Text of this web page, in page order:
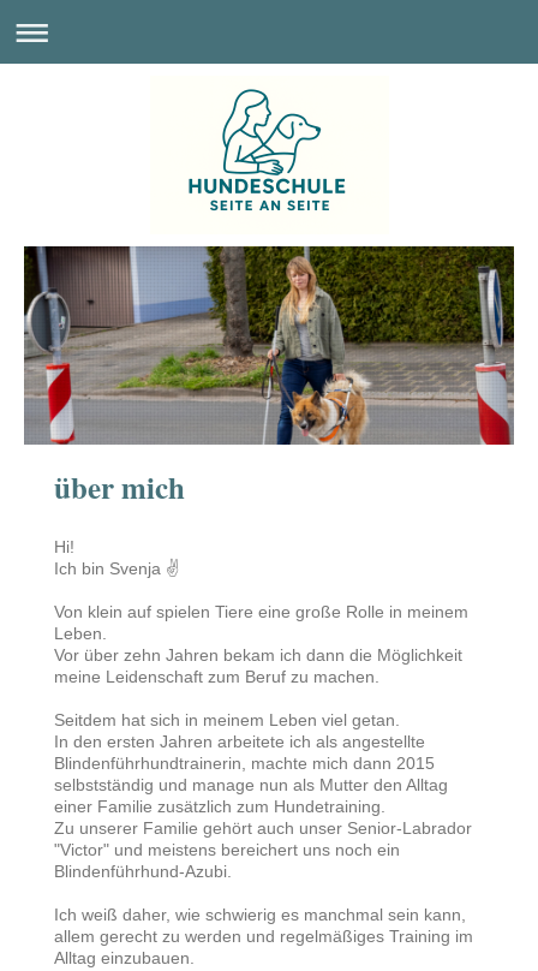
über mich
Hi!
Ich bin Svenja ✌
Von klein auf spielen Tiere eine große Rolle in meinem
Leben.
Vor über zehn Jahren bekam ich dann die Möglichkeit
meine Leidenschaft zum Beruf zu machen.
Seitdem hat sich in meinem Leben viel getan.
In den ersten Jahren arbeitete ich als angestellte
Blindenführhundtrainerin, machte mich dann 2015
selbstständig und manage nun als Mutter den Alltag
einer Familie zusätzlich zum Hundetraining.
Zu unserer Familie gehört auch unser Senior-Labrador
"Victor" und meistens bereichert uns noch ein
Blindenführhund-Azubi.
Ich weiß daher, wie schwierig es manchmal sein kann,
allem gerecht zu werden und regelmäßiges Training im
Alltag einzubauen.